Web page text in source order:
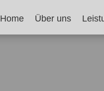
Home Über uns